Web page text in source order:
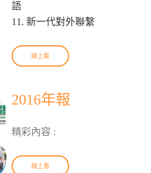
語
11. 新一代對外聯繫
線上看
2016年報
精彩內容 :
線上看